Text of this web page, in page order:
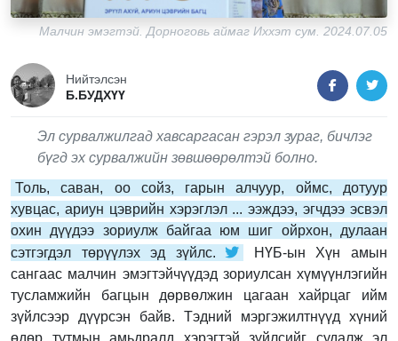
Малчин эмэгтэй. Дорноговь аймаг Иххэт сум. 2024.07.05
Нийтэлсэн
Б.БУДХҮҮ
Эл сурвалжилгад хавсаргасан гэрэл зураг, бичлэг
бүгд эх сурвалжийн зөвшөөрөлтэй болно.
Толь, саван, оо сойз, гарын алчуур, оймс, дотуур
хувцас, ариун цэврийн хэрэглэл ... ээждээ, эгчдээ эсвэл
охин дүүдээ зориулж байгаа юм шиг ойрхон, дулаан
сэтгэгдэл төрүүлэх эд зүйлс.
НҮБ-ын Хүн амын
сангаас малчин эмэгтэйчүүдэд зориулсан хүмүүнлэгийн
тусламжийн багцын дөрвөлжин цагаан хайрцаг ийм
зүйлсээр дүүрсэн байв. Тэдний мэргэжилтнүүд хүний